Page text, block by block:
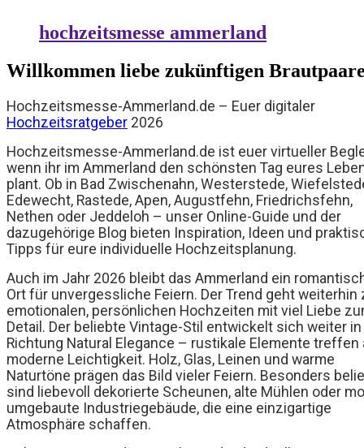
hochzeitsmesse ammerland
Willkommen liebe zukünftigen
Hochzeitsmesse-Ammerland.de – Euer digitaler
Hochzeitsratgeber 2026
Hochzeitsmesse-Ammerland.de ist euer virtueller
wenn ihr im Ammerland den schönsten Tag eures
plant. Ob in Bad Zwischenahn, Westerstede,
Edewecht, Rastede, Apen, Augustfehn, Friedrichsfehn,
Nethen oder Jeddeloh – unser Online-Guide und der
dazugehörige Blog bieten Inspiration, Ideen und
Tipps für eure individuelle Hochzeitsplanung.
Auch im Jahr 2026 bleibt das Ammerland ein
Ort für unvergessliche Feiern. Der Trend geht weiterhin
emotionalen, persönlichen Hochzeiten mit viel Liebe
Detail. Der beliebte Vintage-Stil entwickelt sich weiter in
Richtung Natural Elegance – rustikale Elemente treffen
moderne Leichtigkeit. Holz, Glas, Leinen und warme
Naturtöne prägen das Bild vieler Feiern. Besonders
sind liebevoll dekorierte Scheunen, alte Mühlen oder
umgebaute Industriegebäude, die eine einzigartige
Atmosphäre schaffen.